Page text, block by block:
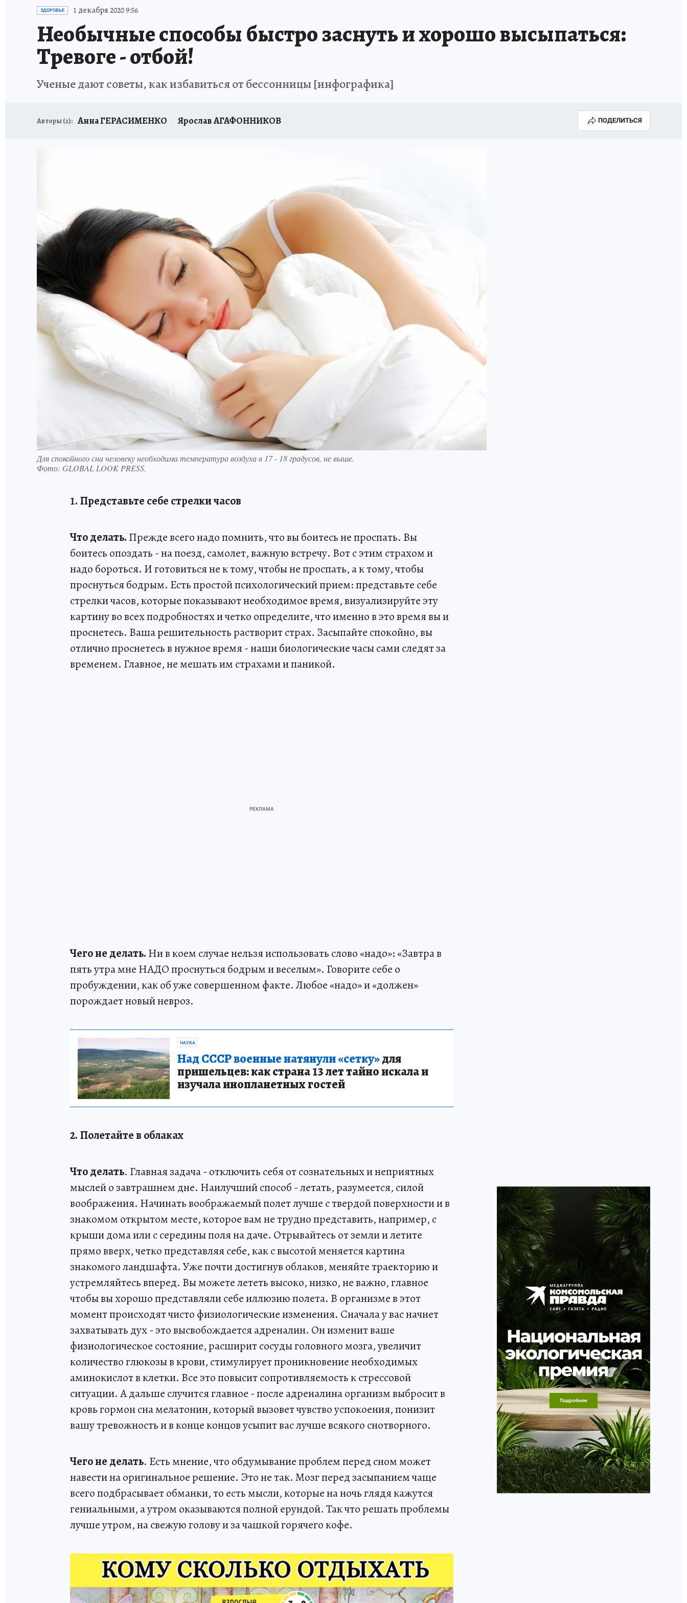
ИСПЫТАНО НА СЕБЕ
ЗДОРОВЬЕ 1 декабря 2020 9:56
Необычные способы быстро заснуть и хорошо высыпаться:
Тревоге - отбой!
Ученые дают советы, как избавиться от бессонницы [инфографика]
Авторы (2): Анна ГЕРАСИМЕНКО Ярослав АГАФОННИКОВ ПОДЕЛИТЬСЯ
Для спокойного сна человеку необходима температура воздуха в 17 - 18 градусов, не выше.
Фото: GLOBAL LOOK PRESS.
1. Представьте себе стрелки часов
Что делать. Прежде всего надо помнить, что вы боитесь не проспать. Вы
боитесь опоздать - на поезд, самолет, важную встречу. Вот с этим страхом и
надо бороться. И готовиться не к тому, чтобы не проспать, а к тому, чтобы
проснуться бодрым. Есть простой психологический прием: представьте себе
стрелки часов, которые показывают необходимое время, визуализируйте эту
картину во всех подробностях и четко определите, что именно в это время вы и
проснетесь. Ваша решительность растворит страх. Засыпайте спокойно, вы
отлично проснетесь в нужное время - наши биологические часы сами следят за
временем. Главное, не мешать им страхами и паникой.
Чего не делать. Ни в коем случае нельзя использовать слово «надо»: «Завтра в
пять утра мне НАДО проснуться бодрым и веселым». Говорите себе о
пробуждении, как об уже совершенном факте. Любое «надо» и «должен»
порождает новый невроз.
НАУКА
Над СССР военные натянули «сетку»для
пришельцев: как страна 13 лет тайно искала и
изучала инопланетных гостей
2. Полетайте в облаках
Что делать. Главная задача - отключить себя от сознательных и неприятных
мыслей о завтрашнем дне. Наилучший способ - летать, разумеется, силой
воображения. Начинать воображаемый полет лучше с твердой поверхности и в
знакомом открытом месте, которое вам не трудно представить, например, с
крыши дома или с середины поля на даче. Отрывайтесь от земли и летите
прямо вверх, четко представляя себе, как с высотой меняется картина
знакомого ландшафта. Уже почти достигнув облаков, меняйте траекторию и
устремляйтесь вперед. Вы можете лететь высоко, низко, не важно, главное
чтобы вы хорошо представляли себе иллюзию полета. В организме в этот
момент происходят чисто физиологические изменения. Сначала у вас начнет
захватывать дух - это высвобождается адреналин. Он изменит ваше
физиологическое состояние, расширит сосуды головного мозга, увеличит
количество глюкозы в крови, стимулирует проникновение необходимых
аминокислот в клетки. Все это повысит сопротивляемость к стрессовой
ситуации. А дальше случится главное - после адреналина организм выбросит в
кровь гормон сна мелатонин, который вызовет чувство успокоения, понизит
вашу тревожность и в конце концов усыпит вас лучше всякого снотворного.
Чего не делать. Есть мнение, что обдумывание проблем перед сном может
навести на оригинальное решение. Это не так. Мозг перед засыпанием чаще
всего подбрасывает обманки, то есть мысли, которые на ночь глядя кажутся
гениальными, а утром оказываются полной ерундой. Так что решать проблемы
лучше утром, на свежую голову и за чашкой горячего кофе.